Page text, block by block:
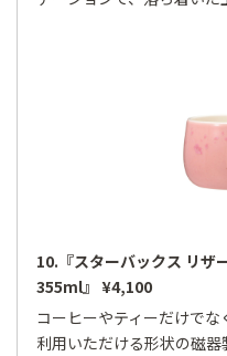
10.『スターバックス リザ
355ml』 ¥4,100
コーヒーやティーだけで
利用いただける形状の磁